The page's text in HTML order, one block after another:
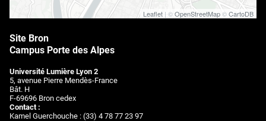
Leaflet | ©OpenStreetMap©CartoDB
Site Bron
Campus Porte des Alpes
Université Lumière Lyon 2
5, avenue Pierre Mendès-France
Bât. H
F-69696 Bron cedex
Contact :
Kamel Guerchouche : (33) 4 78 77 23 97